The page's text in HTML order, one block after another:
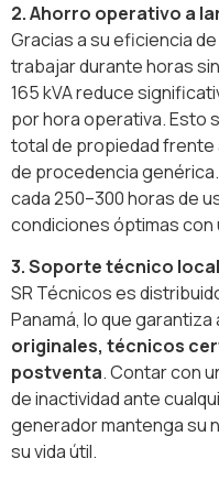
2. Ahorro operativo a
Gracias a su eficiencia
trabajar durante horas
165 kVA reduce
por hora operativa. Esto
total de propiedad
de procedencia
cada 250–300 horas de
condiciones óptimas con
3. Soporte técnico
SR Técnicos es
Panamá, lo que
originales, técnicos
postventa. Contar con
de inactividad ante
generador mantenga su
su vida útil.